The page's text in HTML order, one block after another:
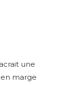
une
marge